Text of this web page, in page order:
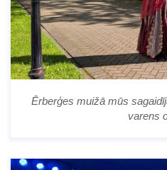
Ērberģes muižā mūs
varens